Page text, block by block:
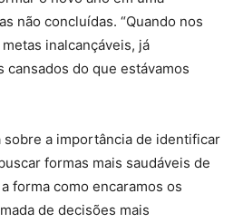
não concluídas. “Quando nos
inalcançáveis, já
cansados do que estávamos
sobre a importância de identificar
formas mais saudáveis de
forma como encaramos os
de decisões mais